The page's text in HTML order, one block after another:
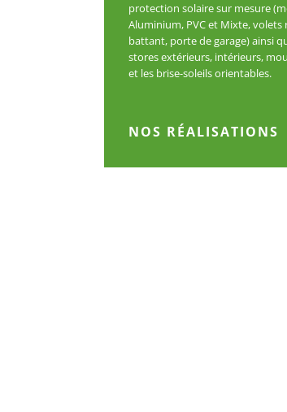
protection solaire sur mesure
Aluminium, PVC et Mixte, volets
battant, porte de garage) ainsi
stores extérieurs, intérieurs,
et les brise-soleils orientables.
NOS RÉALISATIONS